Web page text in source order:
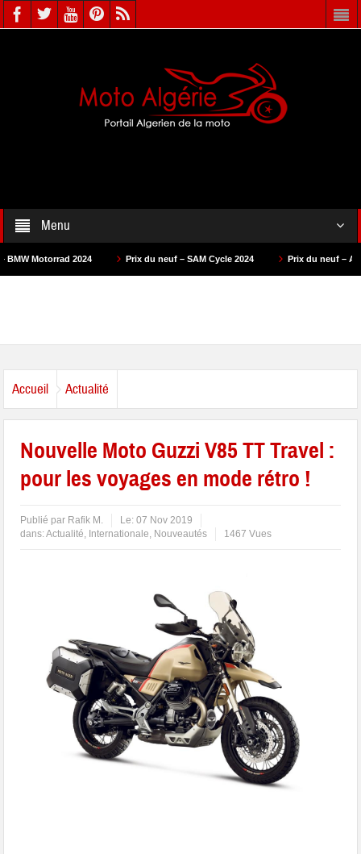
Menu
2024 Prix du neuf – SAM Cycle 2024 Prix du neuf – AS Motors 2024
Accueil Actualité
Nouvelle Moto Guzzi V85 TT Travel :
pour les voyages en mode rétro !
Publié par Rafik M. Le:07 Nov 2019
dans:Actualité, Internationale, Nouveautés 1467 Vues